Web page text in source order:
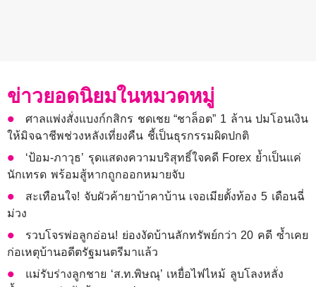
ข่าวยอดนิยมในหมวดหมู่
ศาลแพ่งสั่งแบงก์กสิกร ชดเชย “ชาล็อต” 1 ล้าน ปมโอนเงิน
ให้มิจฉาชีพช่วงหลังเที่ยงคืน ชี้เป็นธุรกรรมผิดปกติ
‘ป้อม-ภาวุธ’ รุดแสดงความบริสุทธิ์ใจคดี Forex ย้ำเป็นแค่
นักเทรด พร้อมสู้หากถูกออกหมายจับ
สะเทือนใจ! จับผัวค้ายาบ้าคาบ้าน เจอเมียตั้งท้อง 5 เดือนฉี่
ม่วง
รวบโจรพ่อลูกอ่อน! ย่องงัดบ้านลักทรัพย์กว่า 20 คดี ซ้ำเคย
ก่อเหตุบ้านอดีตรัฐมนตรีมาแล้ว
แม่รับร่างลูกชาย ‘ส.ท.พิษณุ’ เหยื่อไฟไหม้ ลูบโลงหลั่ง